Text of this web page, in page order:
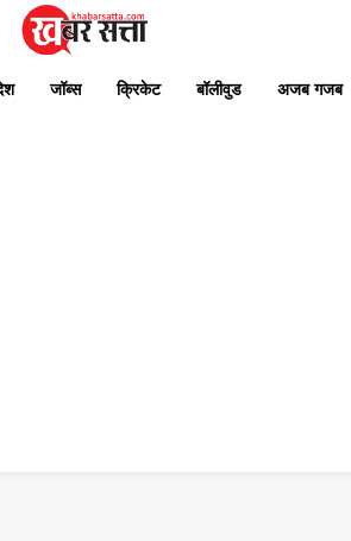
जॉब्स क्रिकेट बॉलीवुड अजब गजब